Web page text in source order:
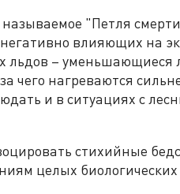
"Петля
влияющих на
льдов – уменьшающиеся
чего нагреваются
и в ситуациях с
стихийные
целых